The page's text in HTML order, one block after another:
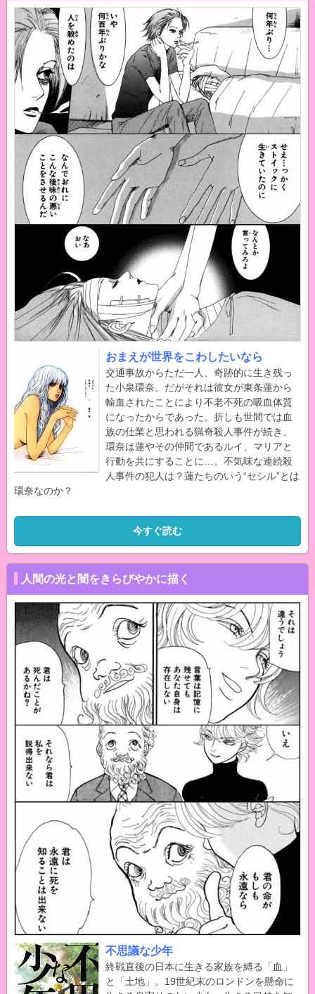
おまえが世界をこわしたいなら
交通事故からただ一人、奇跡的に生き残っ
た小泉環奈。だがそれは彼女が東条蓮から
輸血されたことにより不老不死の吸血体質
になったからであった。折しも世間では血
族の仕業と思われる猟奇殺人事件が続き、
環奈は蓮やその仲間であるルイ、マリアと
行動を共にすることに…。不気味な連続殺
人事件の犯人は？蓮たちのいう“セシル”とは
環奈なのか？
今すぐ読む
人間の光と闇をきらびやかに描く
不思議な少年
終戦直後の日本に生きる家族を縛る「血」
と「土地」。19世紀末のロンドンを懸命に